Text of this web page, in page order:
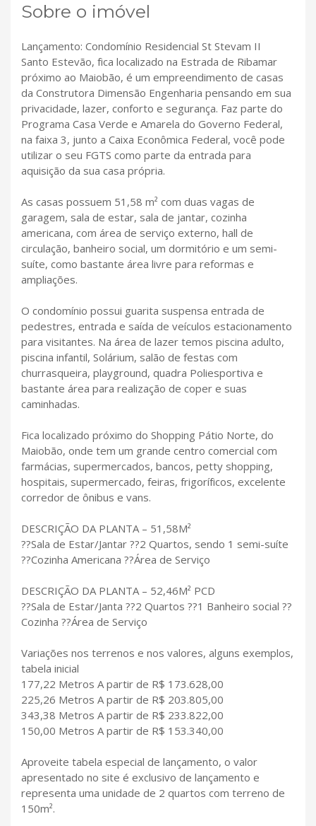
Sobre o imóvel
Lançamento: Condomínio Residencial St Stevam II
Santo Estevão, fica localizado na Estrada de Ribamar
próximo ao Maiobão, é um empreendimento de casas
da Construtora Dimensão Engenharia pensando em sua
privacidade, lazer, conforto e segurança. Faz parte do
Programa Casa Verde e Amarela do Governo Federal,
na faixa 3, junto a Caixa Econômica Federal, você pode
utilizar o seu FGTS como parte da entrada para
aquisição da sua casa própria.
As casas possuem 51,58 m² com duas vagas de
garagem, sala de estar, sala de jantar, cozinha
americana, com área de serviço externo, hall de
circulação, banheiro social, um dormitório e um semi-
suíte, como bastante área livre para reformas e
ampliações.
O condomínio possui guarita suspensa entrada de
pedestres, entrada e saída de veículos estacionamento
para visitantes. Na área de lazer temos piscina adulto,
piscina infantil, Solárium, salão de festas com
churrasqueira, playground, quadra Poliesportiva e
bastante área para realização de coper e suas
caminhadas.
Fica localizado próximo do Shopping Pátio Norte, do
Maiobão, onde tem um grande centro comercial com
farmácias, supermercados, bancos, petty shopping,
hospitais, supermercado, feiras, frigoríficos, excelente
corredor de ônibus e vans.
DESCRIÇÃO DA PLANTA – 51,58M²
??Sala de Estar/Jantar ??2 Quartos, sendo 1 semi-suíte
??Cozinha Americana ??Área de Serviço
DESCRIÇÃO DA PLANTA – 52,46M² PCD
??Sala de Estar/Janta ??2 Quartos ??1 Banheiro social ??
Cozinha ??Área de Serviço
Variações nos terrenos e nos valores, alguns exemplos,
tabela inicial
177,22 Metros A partir de R$ 173.628,00
225,26 Metros A partir de R$ 203.805,00
343,38 Metros A partir de R$ 233.822,00
150,00 Metros A partir de R$ 153.340,00
Aproveite tabela especial de lançamento, o valor
apresentado no site é exclusivo de lançamento e
representa uma unidade de 2 quartos com terreno de
150m².